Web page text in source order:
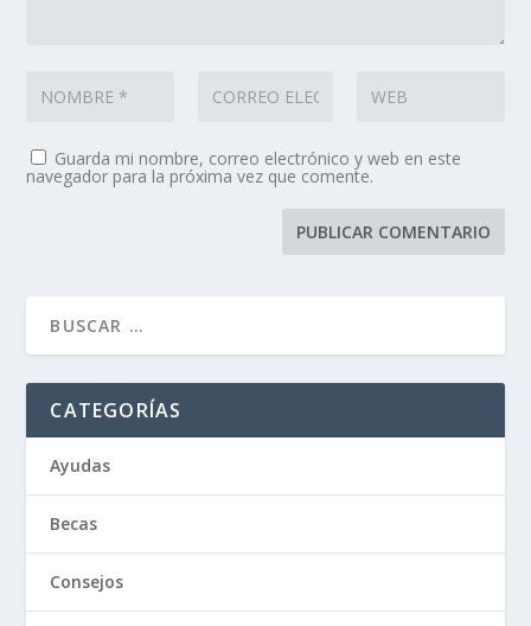
Guarda mi nombre, correo electrónico y web en este
navegador para la próxima vez que comente.
CATEGORÍAS
Ayudas
Becas
Consejos